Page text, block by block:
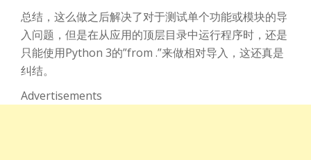
总结，这么做之后解决了对于测试单个功能或模块的导
入问题，但是在从应用的顶层目录中运行程序时，还是
只能使用Python 3的”from .”来做相对导入，这还真是
纠结。
Advertisements